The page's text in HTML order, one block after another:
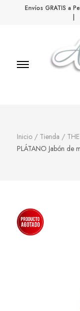
Envíos GRATIS a
|
Inicio / Tienda /
PLÁTANO Jabón de